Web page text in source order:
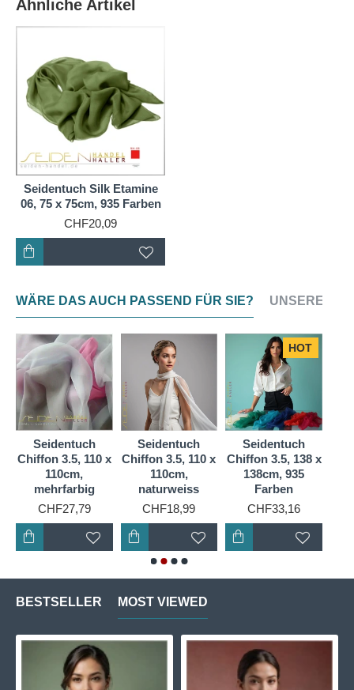
Schals und Tücher gewählt. Zudem erzeugt die
relativ glatte Oberfläche interessante geometrische
Silk Etamine 06 ist ein extrem dünnes, transparentes
Seidengewebe, das wie ein Windhauch umspielt.
Deshalb behält ein Schal aus Silk Etamine auch
nach dem Waschen seine Form, weist einen
wesentlich kleineren Einsprung auf und lässt sich
leichter bügeln.
Ein Seidentuch aus reiner Silk Etamine 06 Seide
sorgt durch gleichmäßige Wärmeverteilung auf dem
Körper für ein optimales Klima und ein luftig leichtes,
"Voileseide" oder auch oft als "italienische Seide"
bekannt, zählt Silk Etamine zu den hochwertigsten
Seidenstoffen weltweit und eignet sich perfekt für die
anspruchsvolle Frau, die sich gerne mit luxuriösen
Materialien umgibt.
Ähnliche Artikel
Seidentuch Silk Etamine
06, 75 x 75cm, 935 Farben
CHF20,09
WÄRE DAS AUCH PASSEND FÜR SIE? UNSERE
Seidentuch
Chiffon 3.5, 110 x
110cm,
mehrfarbig
CHF27,79
Seidentuch
Chiffon 3.5, 110 x
110cm,
naturweiss
CHF18,99
HOT
Seidentuch
Chiffon 3.5, 138 x
138cm, 935
Farben
CHF33,16
BESTSELLER MOST VIEWED